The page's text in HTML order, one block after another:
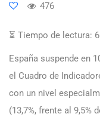
476
⏳ Tiempo de lectura: 6
España suspende en
el Cuadro de
con un nivel
(13,7%, frente al 9,5%